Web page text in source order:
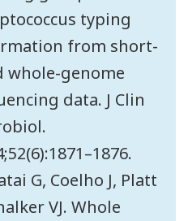
typing
from short-
whole-genome
data. J Clin
G, Coelho J, Platt
VJ. Whole